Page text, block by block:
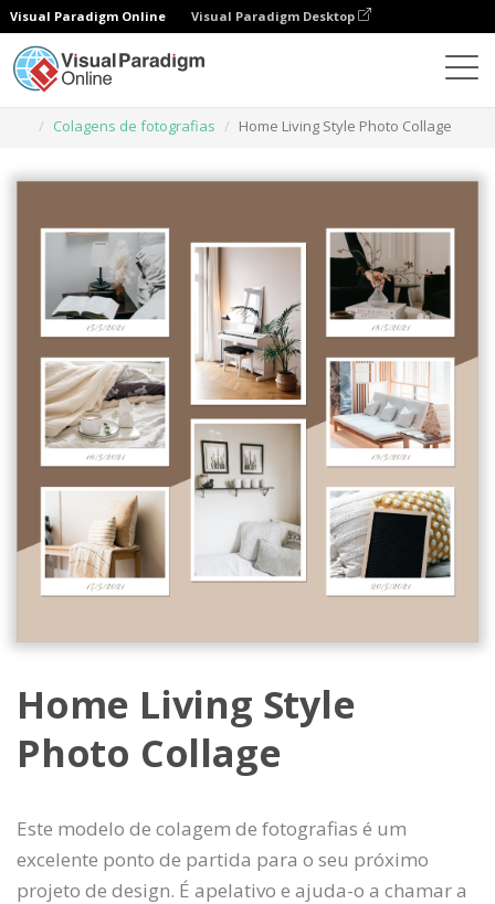
Visual Paradigm Online Visual Paradigm Desktop
Colagens de fotografias
Home Living Style Photo Collage
Home Living Style
Photo Collage
Este modelo de colagem de fotografias é um
excelente ponto de partida para o seu próximo
projeto de design. É apelativo e ajuda-o a chamar a